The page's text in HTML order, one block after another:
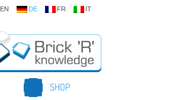
EN DE FR IT
SHOP